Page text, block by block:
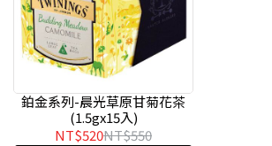
鉑金系列-晨光草原甘菊花茶
(1.5gx15入)
NT$520NT$550